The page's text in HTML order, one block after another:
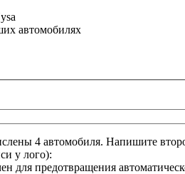
автомобилях
4 автомобиля. Напишите
у лого):
для предотвращения